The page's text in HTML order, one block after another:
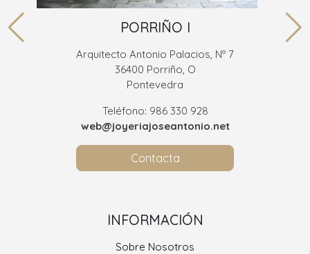
PORRIÑO I
Arquitecto Antonio Palacios, Nº 7
36400 Porriño, O
Pontevedra
Teléfono: 986 330 928
web@joyeriajoseantonio.net
Contacta
INFORMACIÓN
Sobre Nosotros